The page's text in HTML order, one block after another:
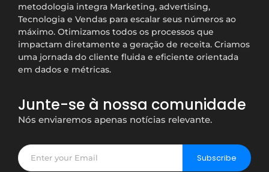
metodologia integra Marketing, advertising,
Tecnologia e Vendas para escalar seus números ao
máximo. Otimizamos todos os processos que
impactam diretamente a geração de receita. Criamos
uma jornada do cliente fluida e eficiente orientada
em dados e métricas.
Junte-se à nossa comunidade
Nós enviaremos apenas notícias relevante.
Subscribe